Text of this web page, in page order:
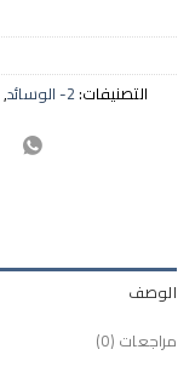
التصنيفات:2- الوسائد ,
الوصف
مراجعات (0)